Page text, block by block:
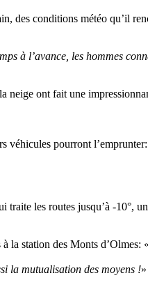
des conditions météo qu’il
à l’avance, les hommes
ont fait une
véhicules pourront
les routes jusqu’à -10°,
la station des Monts d’Olmes: «
la mutualisation des moyens !